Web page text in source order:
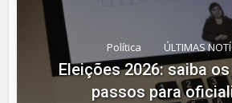
Política ÚLTIMAS
Eleições 2026: saiba
passos para